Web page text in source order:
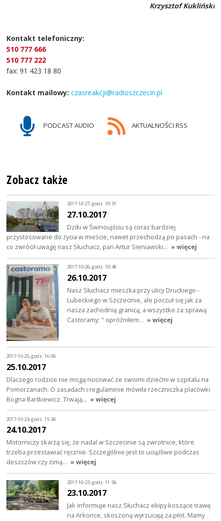
Krzysztof Kukliński
Kontakt telefoniczny:
510 777 666
510 777 222
fax: 91 423 18 80
Kontakt mailowy: czasreakcji@radioszczecin.pl
PODCAST AUDIO AKTUALNOŚCI RSS
Zobacz także
2017-10-27, godz. 10:31
27.10.2017
Dziki w Świnoujściu są coraz bardziej
przystosowane do życia w mieście, nawet przechodzą po pasach - na
co zwrócił uwagę nasz Słuchacz, pan Artur Sieniawski… » więcej
2017-10-26, godz. 10:46
26.10.2017
Nasz Słuchacz mieszka przy ulicy Druckiego -
Lubeckiego w Szczecinie, ale poczuł się jak za
nasza zachodnią granicą, a wszystko za sprawą
Castoramy: " opróżniłem… » więcej
2017-10-25, godz. 16:06
25.10.2017
Dlaczego rodzice nie mogą nocować ze swoimi dziećmi w szpitalu na
Pomorzanach. O zasadach i regulaminie mówiła rzeczniczka placówki
Bogna Bartkiewicz. Trwają… » więcej
2017-10-24, godz. 15:36
24.10.2017
Motorniczy skarżą się, że nadal w Szczecinie są zwrotnice, które
trzeba przestawiać ręcznie. Szczególnie jest to uciążliwe podczas
deszczów czy zimą… » więcej
2017-10-23, godz. 11:58
23.10.2017
Jak informuje nasz Słuchacz ekipy koszące trawę
na Arkonce, skoszoną wyrzucają za płot. Mamy